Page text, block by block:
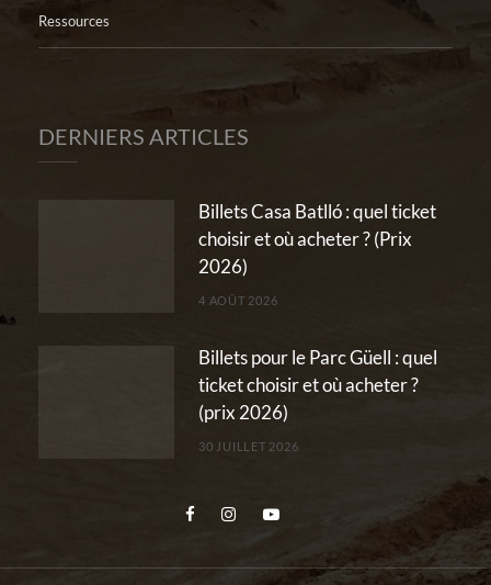
Ressources
DERNIERS ARTICLES
Billets Casa Batlló : quel ticket
choisir et où acheter ? (Prix
2026)
4 AOÛT 2026
Billets pour le Parc Güell : quel
ticket choisir et où acheter ?
(prix 2026)
30 JUILLET 2026